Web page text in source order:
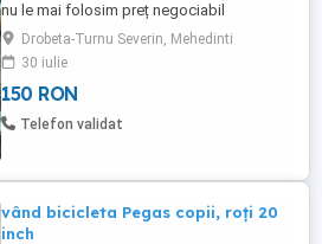
nu le mai folosim preț negociabil
Drobeta-Turnu Severin, Mehedinti
30 iulie
150 RON
Telefon validat
vând bicicleta Pegas copii, roți 20
inch